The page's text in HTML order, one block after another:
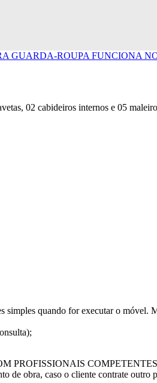
GUARDA-ROUPA FUNCIONA
02 cabideiros internos e 05
quando for executar o
PROFISSIONAIS
de obra, caso o cliente contrate